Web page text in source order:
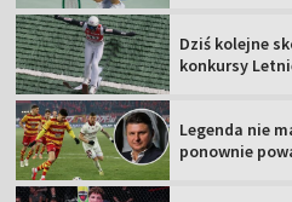
Dziś kolejne
konkursy
Legenda nie
ponownie